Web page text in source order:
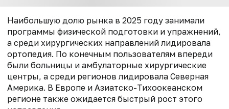
Наибольшую долю рынка в 2025 году занимали
программы физической подготовки и упражнений,
а среди хирургических направлений лидировала
ортопедия. По конечным пользователям впереди
были больницы и амбулаторные хирургические
центры, а среди регионов лидировала Северная
Америка. В Европе и Азиатско-Тихоокеанском
регионе также ожидается быстрый рост этого